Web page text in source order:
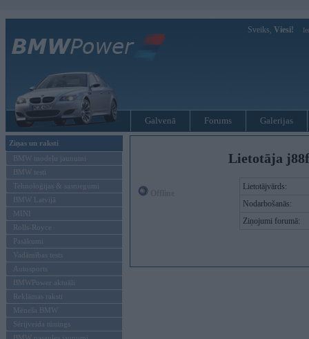
Sveiks, Viesi!
Galvenā Forums Galerijas
Ziņas un raksti
BMW modeļu jaunumi
BMW testi
Tehnoloģijas & sasniegumi
BMW Latvijā
MINI
Rolls-Royce
Pasākumi
Vadāmības tests
Autosports
BMWPower aktuāli
Reklāmas raksti
Mēneša BMW
Sērijveida tūnings
Lietotāja
Lietotājvārds:
Nodarbošanās:
Ziņojumi forumā: